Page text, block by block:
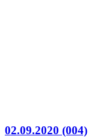
02.09.2020 (004)